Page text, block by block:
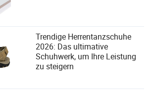
Trendige Herrentanzschuhe
2026: Das ultimative
Schuhwerk, um Ihre Leistung
zu steigern